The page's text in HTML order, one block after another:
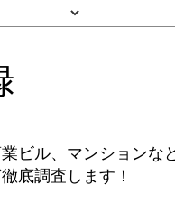
ビル、マンションな
底調査します！